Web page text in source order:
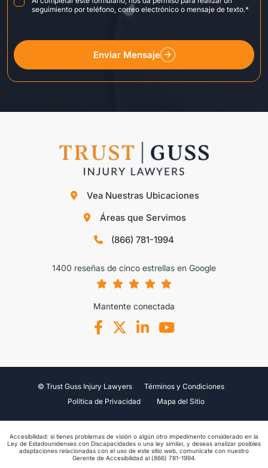
seguimiento por teléfono, correo electrónico o mensaje de texto.*
Enviar Mensaje
Vea Nuestras Ubicaciones
Áreas que Servimos
(866) 781-1994
1400 reseñas de cinco estrellas en Google
Mantente conectada
© Trust Guss Injury Lawyers
Términos y Condiciones
Política de Privacidad
Mapa del Sitio
Accesibilidad: si tienes problemas de visión o algún otro impedimento considerado en la
Ley de Estadounidenses con Discapacidades o una ley similar, y deseas analizar posibles
adaptaciones relacionadas con el uso de este sitio web, comunícate con nuestro
Gerente de Accesibilidad al (866) 781-1994.